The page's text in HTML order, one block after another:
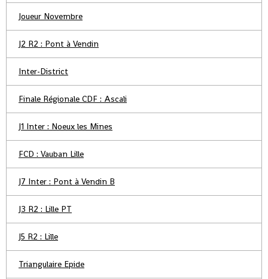
Joueur Novembre
J2 R2 : Pont à Vendin
Inter-District
Finale Régionale CDF : Ascali
J1 Inter : Noeux les Mines
FCD : Vauban Lille
J7 Inter : Pont à Vendin B
J3 R2 : Lille PT
J5 R2 : Lille
Triangulaire Epide